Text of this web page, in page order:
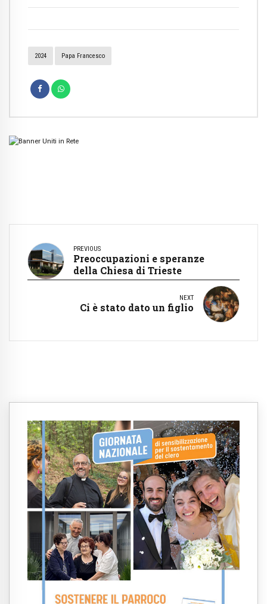
2024 Papa Francesco
PREVIOUS
Preoccupazioni e speranze
della Chiesa di Trieste
NEXT
Ci è stato dato un figlio